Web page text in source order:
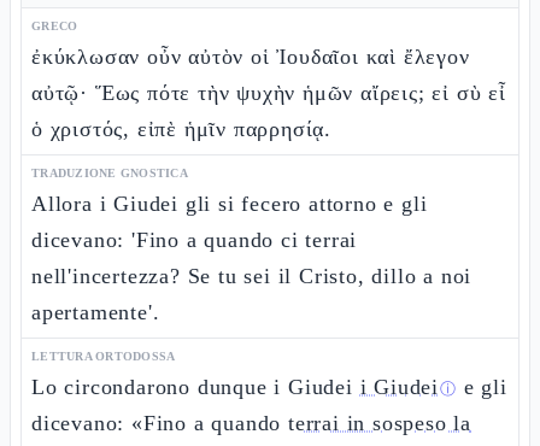
GRECO
ἐκύκλωσαν οὖν αὐτὸν οἱ Ἰουδαῖοι καὶ ἔλεγον
αὐτῷ· Ἕως πότε τὴν ψυχὴν ἡμῶν αἴρεις; εἰ σὺ εἶ
ὁ χριστός, εἰπὲ ἡμῖν παρρησίᾳ.
TRADUZIONE GNOSTICA
Allora i Giudei gli si fecero attorno e gli
dicevano: 'Fino a quando ci terrai
nell'incertezza? Se tu sei il Cristo, dillo a noi
apertamente'.
LETTURA ORTODOSSA
Lo circondarono dunque i Giudei i Giudeiⓘ e gli
dicevano: «Fino a quandoterrai in sospeso la